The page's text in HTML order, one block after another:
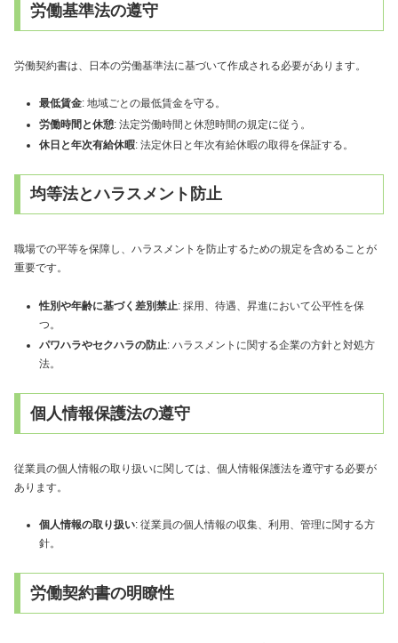
労働基準法の遵守
労働契約書は、日本の労働基準法に基づいて作成される必要があります。
最低賃金: 地域ごとの最低賃金を守る。
労働時間と休憩: 法定労働時間と休憩時間の規定に従う。
休日と年次有給休暇: 法定休日と年次有給休暇の取得を保証する。
均等法とハラスメント防止
職場での平等を保障し、ハラスメントを防止するための規定を含めることが
重要です。
性別や年齢に基づく差別禁止: 採用、待遇、昇進において公平性を保
つ。
パワハラやセクハラの防止: ハラスメントに関する企業の方針と対処方
法。
個人情報保護法の遵守
従業員の個人情報の取り扱いに関しては、個人情報保護法を遵守する必要が
あります。
個人情報の取り扱い: 従業員の個人情報の収集、利用、管理に関する方
針。
労働契約書の明瞭性